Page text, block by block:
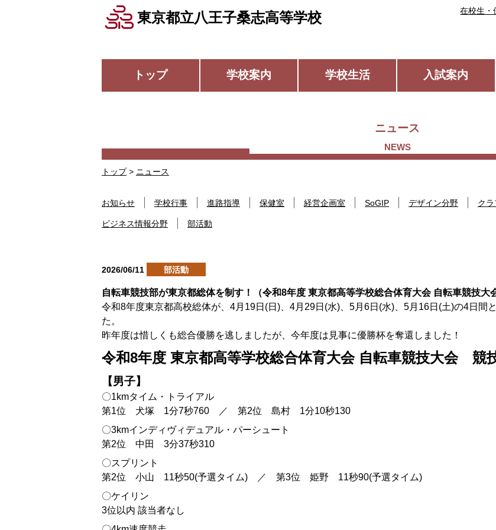
東京都立八王子桑志高等学校
トップ 学校案内 学校生活 入試案内
在校生・
トップ> ニュース
ニュース
お知らせ 学校行事 進路指導 保健室 経営企画室 SoGIP デザイン分野 ク
ビジネス情報分野 部活動
2026/06/11 部活動
自転車競技部が東京都総体を制す！（令和8年度 東京都高等学校総合体育大会 自転車競技大
令和8年度東京都高校総体が、4月19日(日)、4月29日(水)、5月6日(水)、5月16日(土)の4日間
た。
昨年度は惜しくも総合優勝を逃しましたが、今年度は見事に優勝杯を奪還しました！
令和8年度 東京都高等学校総合体育大会 自転車競技大会 競
【男子】
〇1kmタイム・トライアル
第1位 犬塚 1分7秒760 ／ 第2位 島村 1分10秒130
〇3kmインディヴィデュアル・パーシュート
第2位 中田 3分37秒310
〇スプリント
第2位 小山 11秒50(予選タイム) ／ 第3位 姫野 11秒90(予選タイム)
〇ケイリン
3位以内 該当者なし